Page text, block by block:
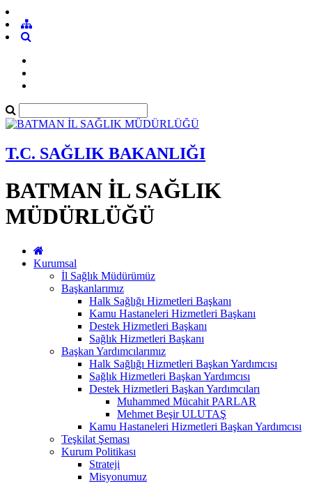
T.C. SAĞLIK BAKANLIĞI
BATMAN İL SAĞLIK
MÜDÜRLÜĞÜ
Kurumsal
İl Sağlık Müdürümüz
Başkanlarımız
Halk Sağlığı Hizmetleri Başkanı
Kamu Hastaneleri Hizmetleri Başkanı
Destek Hizmetleri Başkanı
Sağlık Hizmetleri Başkanı
Başkan Yardımcılarımız
Halk Sağlığı Hizmetleri Başkan Yardımcısı
Sağlık Hizmetleri Başkan Yardımcısı
Destek Hizmetleri Başkan Yardımcıları
Muhammed Mücahit PARLAR
Mehmet Beşir ULUTAŞ
Kamu Hastaneleri Hizmetleri Başkan Yardımcısı
Teşkilat Şeması
Kurum Politikası
Strateji
Misyonumuz